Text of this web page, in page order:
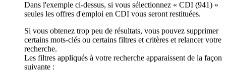
Dans l'exemple ci-dessus, si vous sélectionnez « CDI (941) »
seules les offres d'emploi en CDI vous seront restituées.
Si vous obtenez trop peu de résultats, vous pouvez supprimer
certains mots-clés ou certains filtres et critères et relancer votre
recherche.
Les filtres appliqués à votre recherche apparaissent de la façon
suivante :